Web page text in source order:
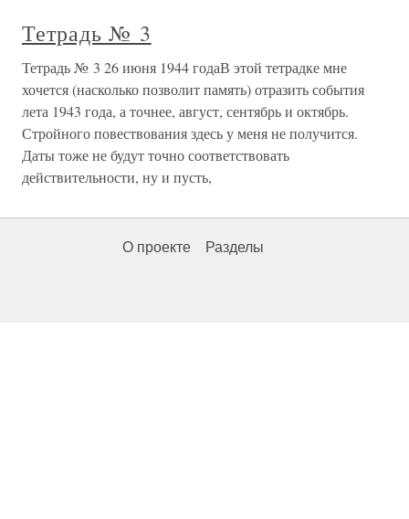
Тетрадь № 3
Тетрадь № 3 26 июня 1944 годаВ этой тетрадке мне
хочется (насколько позволит память) отразить события
лета 1943 года, а точнее, август, сентябрь и октябрь.
Стройного повествования здесь у меня не получится.
Даты тоже не будут точно соответствовать
действительности, ну и пусть,
О проекте Разделы